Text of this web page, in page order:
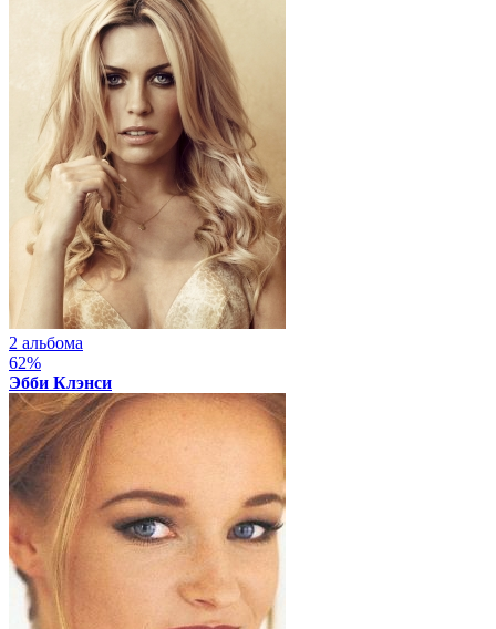
2 альбома
62%
Эбби Клэнси